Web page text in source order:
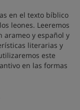
en el texto bíblico
leones. Leeremos
arameo y español y
literarias y
este
en las formas